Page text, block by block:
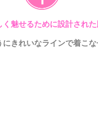
く魅せるために設計され
きれいなラインで着こな